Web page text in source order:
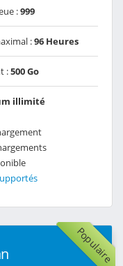
:999
:96 Heures
:500 Go
illimité
Populaire